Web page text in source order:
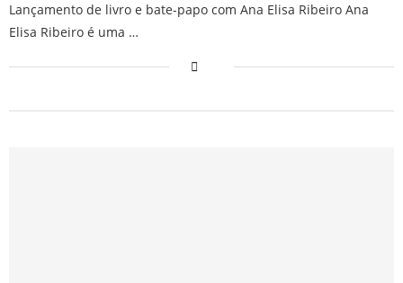
Lançamento de livro e bate-papo com Ana Elisa Ribeiro Ana
Elisa Ribeiro é uma …